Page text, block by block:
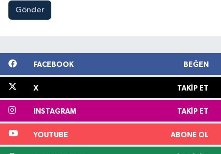
Gönder
FACEBOOK BEĞEN
X TAKIP ET
INSTAGRAM TAKIP ET
YOUTUBE ABONE OL